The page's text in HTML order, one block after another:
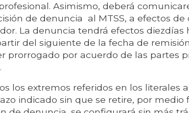
Asimismo, deberá
de denuncia al MTSS, a efectos
La denuncia tendrá efectos diezdías
del siguiente de la fecha de
prorrogado por acuerdo de las partes
los extremos referidos en los literales
indicado sin que se retire, por medio